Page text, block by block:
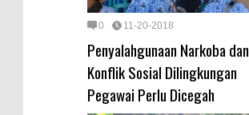
0 11-20-2018
Penyalahgunaan Narkoba dan
Konflik Sosial Dilingkungan
Pegawai Perlu Dicegah